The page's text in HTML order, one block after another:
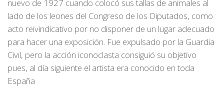
nuevo de 1927 cuando colocó sus tallas de animales al
lado de los leones del Congreso de los Diputados, como
acto reivindicativo por no disponer de un lugar adecuado
para hacer una exposición. Fue expulsado por la Guardia
Civil, pero la acción iconoclasta consiguió su objetivo
pues, al día siguiente el artista era conocido en toda
España